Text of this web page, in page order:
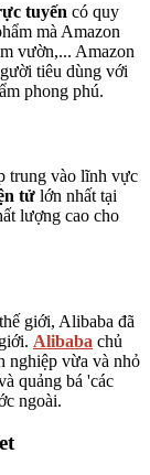
tuyến có quy
mà Amazon
vườn,... Amazon
tiêu dùng với
phong phú.
trung vào lĩnh vực
tử lớn nhất tại
lượng cao cho
giới, Alibaba đã
Alibaba chủ
nghiệp vừa và nhỏ
quảng bá 'các
ngoài.